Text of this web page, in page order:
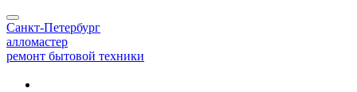
Toggle
navigation
Санкт-Петербург
алломастер
ремонт бытовой техники